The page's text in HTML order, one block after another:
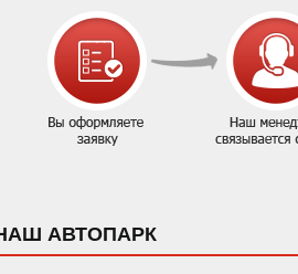
АВТОПАРК